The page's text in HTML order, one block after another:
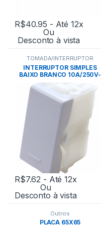
R$40.95 - Até 12x
Ou
Desconto à vista
TOMADA/INTERRUPTOR
INTERRUPTOR SIMPLES
BAIXO BRANCO 10A/250V-
TRAMONTINA
R$7.62 - Até 12x
Ou
Desconto à vista
Outros
PLACA 65X65